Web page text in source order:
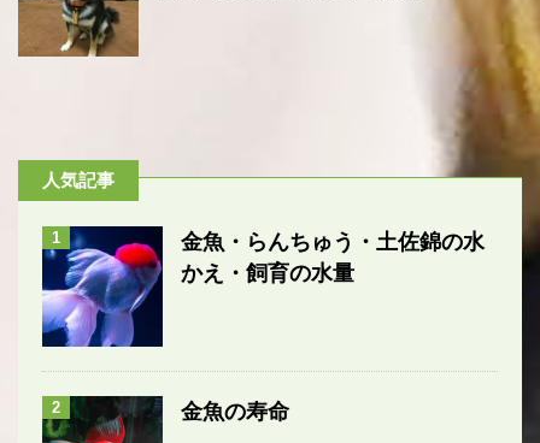
人気記事
1
金魚・らんちゅう・土佐錦の水
かえ・飼育の水量
2 金魚の寿命